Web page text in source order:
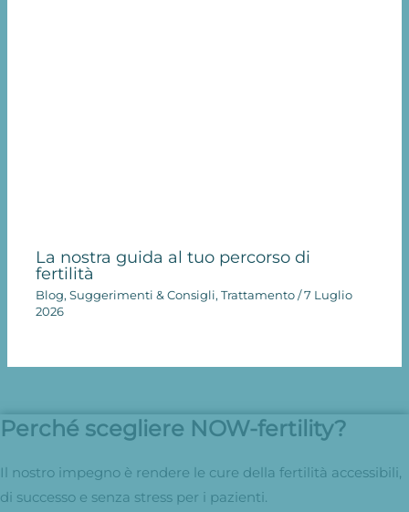
La nostra guida al tuo percorso di
fertilità
Blog,Suggerimenti & Consigli,Trattamento /7 Luglio
2026
Perché scegliere NOW-fertility?
Il nostro impegno è rendere le cure della fertilità accessibili,
di successo e senza stress per i pazienti.